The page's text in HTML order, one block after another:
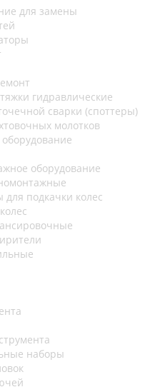
для замены
гидравлические
сварки (споттеры)
молотков
оборудование
для подкачки колес
наборы